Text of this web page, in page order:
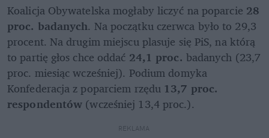
Koalicja Obywatelska mogłaby liczyć na poparcie 28
proc. badanych. Na początku czerwca było to 29,3
procent. Na drugim miejscu plasuje się PiS, na którą
to partię głos chce oddać 24,1 proc. badanych (23,7
proc. miesiąc wcześniej). Podium domyka
Konfederacja z poparciem rzędu 13,7 proc.
respondentów (wcześniej 13,4 proc.).
REKLAMA